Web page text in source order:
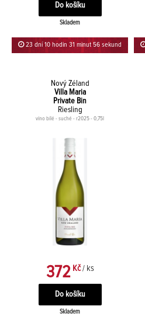
Skladem
23 dní 10 hodin 31 minut 56 sekund
Nový Zéland
Villa Maria
Private Bin
Riesling
víno bílé - suché - r2025 - 0,75l
372 Kč / ks
Skladem